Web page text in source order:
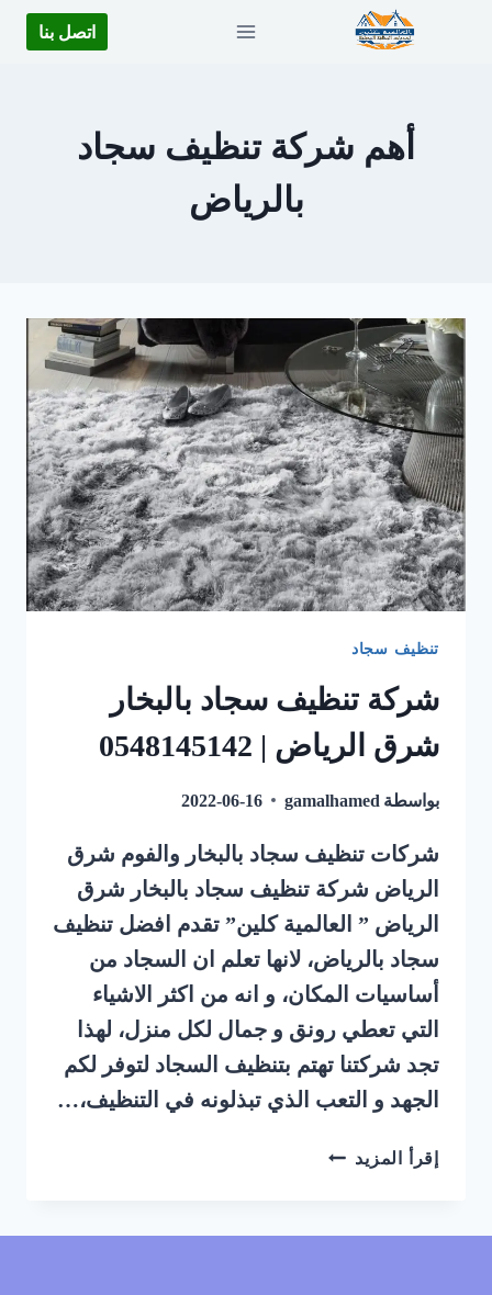
اتصل بنا
أهم شركة تنظيف سجاد
بالرياض
تنظيف سجاد
شركة تنظيف سجاد بالبخار
شرق الرياض | 0548145142
بواسطة gamalhamed
2022-06-16
شركات تنظيف سجاد بالبخار والفوم شرق
الرياض شركة تنظيف سجاد بالبخار شرق
الرياض ” العالمية كلين” تقدم افضل تنظيف
سجاد بالرياض، لانها تعلم ان السجاد من
أساسيات المكان، و انه من اكثر الاشياء
التي تعطي رونق و جمال لكل منزل، لهذا
تجد شركتنا تهتم بتنظيف السجاد لتوفر لكم
الجهد و التعب الذي تبذلونه في التنظيف،…
إقرأ المزيد شركة
بالبخار